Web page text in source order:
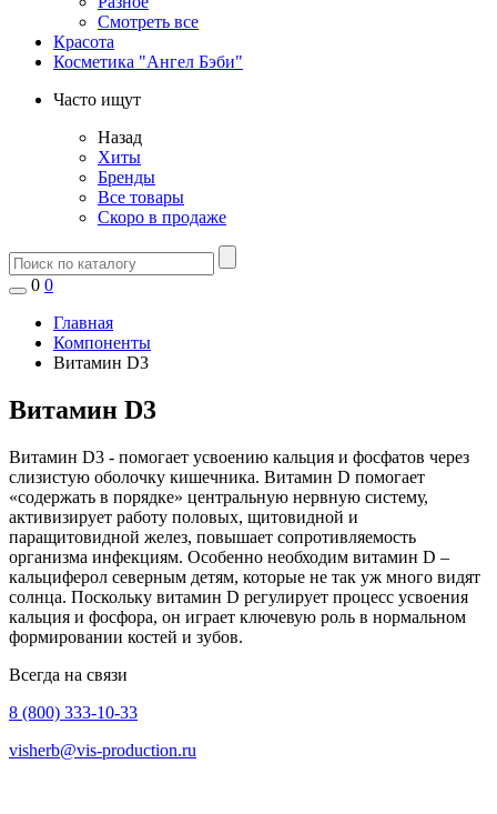
Смотреть все
Красота
Косметика "Ангел Бэби"
Часто ищут
Назад
Хиты
Бренды
Все товары
Скоро в продаже
0 0
Главная
Компоненты
Витамин D3
Витамин D3
Витамин D3 - помогает усвоению кальция и фосфатов через
слизистую оболочку кишечника. Витамин D помогает
«содержать в порядке» центральную нервную систему,
активизирует работу половых, щитовидной и
паращитовидной желез, повышает сопротивляемость
организма инфекциям. Особенно необходим витамин D –
кальциферол северным детям, которые не так уж много видят
солнца. Поскольку витамин D регулирует процесс усвоения
кальция и фосфора, он играет ключевую роль в нормальном
формировании костей и зубов.
Всегда на связи
8 (800) 333-10-33
visherb@vis-production.ru